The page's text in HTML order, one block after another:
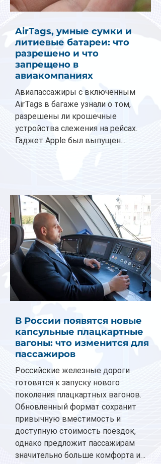
AirTags, умные сумки и
литиевые батареи: что
разрешено и что
запрещено в
авиакомпаниях
Авиапассажиры с включенным
AirTags в багаже узнали о том,
разрешены ли крошечные
устройства слежения на рейсах.
Гаджет Apple был выпущен...
В России появятся новые
капсульные плацкартные
вагоны: что изменится для
пассажиров
Российские железные дороги
готовятся к запуску нового
поколения плацкартных вагонов.
Обновленный формат сохранит
привычную вместимость и
доступную стоимость поездок,
однако предложит пассажирам
значительно больше комфорта и